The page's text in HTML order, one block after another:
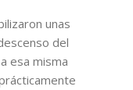
unas
del
esa misma